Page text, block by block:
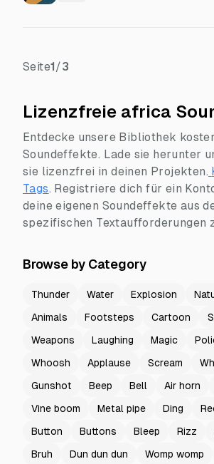
Seite1/3
Lizenzfreie africa
Entdecke unsere Bibliothek
Soundeffekte. Lade sie herunter
sie lizenzfrei in deinen Projekten.
Tags. Registriere dich für ein
deine eigenen Soundeffekte aus
spezifischen Textaufforderungen
Browse by Category
Thunder Water Explosion
Animals
Footsteps Cartoon
Weapons
Laughing Magic
Whoosh
Applause Scream
Gunshot
Beep Bell Air horn
Vine boom
Metal pipe Ding
Button
Buttons Bleep Rizz
Bruh
Dun dun dun Womp womp